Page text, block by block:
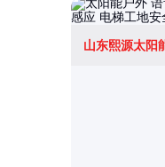
山东熙源太阳